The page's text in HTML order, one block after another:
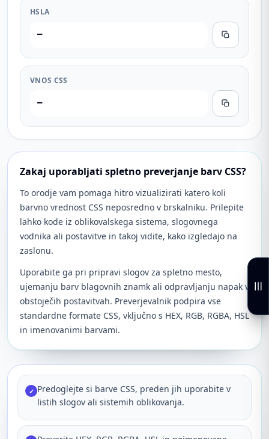
HSLA
—
VNOS CSS
—
Zakaj uporabljati spletno preverjanje barv CSS?
To orodje vam pomaga hitro vizualizirati katero koli
barvno vrednost CSS neposredno v brskalniku. Prilepite
lahko kode iz oblikovalskega sistema, slogovnega
vodnika ali postavitve in takoj vidite, kako izgledajo na
zaslonu.
Uporabite ga pri pripravi slogov za spletno mesto,
ujemanju barv blagovnih znamk ali odpravljanju napak v
obstoječih postavitvah. Preverjevalnik podpira vse
standardne formate CSS, vključno s HEX, RGB, RGBA, HSL
in imenovanimi barvami.
✓ Predoglejte si barve CSS, preden jih uporabite v
listih slogov ali sistemih oblikovanja.